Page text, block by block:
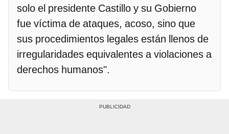
solo el presidente Castillo y su Gobierno
fue víctima de ataques, acoso, sino que
sus procedimientos legales están llenos de
irregularidades equivalentes a violaciones a
derechos humanos".